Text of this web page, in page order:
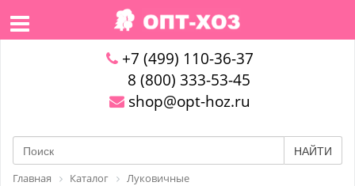
+7 (499) 110-36-37
8 (800) 333-53-45
shop@opt-hoz.ru
НАЙТИ
Главная Каталог
Луковичные